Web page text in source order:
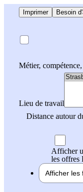
Imprimer Besoin
Métier,
Lieu de travail
Distance autour
Afficher
les offres
Afficher les